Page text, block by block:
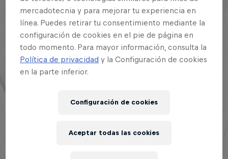
todos y todas.
Así mismo, la educación, las letras, el habla, la
escritura, la palabra misma. Todo nos dirige hacía
nuestra hermosa disciplina, el freestyle. Puede que
sea extraño relacionarlos, sin embargo, resulta
sucede hoy en día en las batallas de gallos.
mercadotecnia y para mejorar tu experiencia en
línea. Puedes retirar tu consentimiento mediante la
configuración de cookies en el pie de página en
todo momento. Para mayor información, consulta la
Política de privacidad y la Configuración de cookies
en la parte inferior.
Configuración de cookies
Aceptar todas las cookies